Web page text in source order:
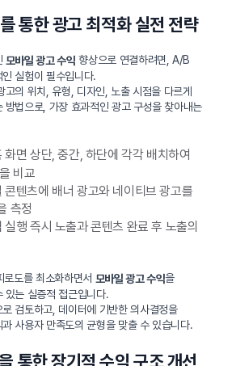
통한 광고 최적화 실전 전략
모바일 광고 수익 향상으로 연결하려면, A/B
실험이 필수입니다.
고의 위치, 유형, 디자인, 노출 시점을 다르게
방법으로, 가장 효과적인 광고 구성을 찾아내는
면 상단, 중간, 하단에 각각 배치하여
비교
텐츠에 배너 광고와 네이티브 광고를
측정
행 즉시 노출과 콘텐츠 완료 후 노출의
도를 최소화하면서 모바일 광고 수익을
있는 실증적 접근입니다.
검토하고, 데이터에 기반한 의사결정을
사용자 만족도의 균형을 맞출 수 있습니다.
통한 장기적 수익 구조 개선